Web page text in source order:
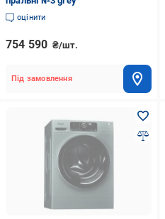
оцінити
754 590 ₴/шт.
Під замовлення